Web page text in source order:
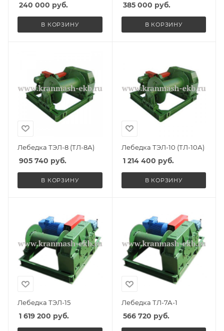
240 000 руб.
В КОРЗИНУ
385 000 руб.
В КОРЗИНУ
Лебедка ТЭЛ-8 (ТЛ-8А)
905 740 руб.
В КОРЗИНУ
Лебедка ТЭЛ-10 (ТЛ-10А)
1 214 400 руб.
В КОРЗИНУ
Лебедка ТЭЛ-15
1 619 200 руб.
Лебедка ТЛ-7А-1
566 720 руб.